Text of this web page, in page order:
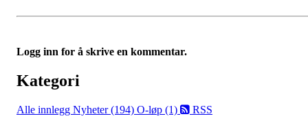
Logg inn for å skrive en kommentar.
Kategori
Alle innlegg Nyheter (194) O-løp (1) RSS